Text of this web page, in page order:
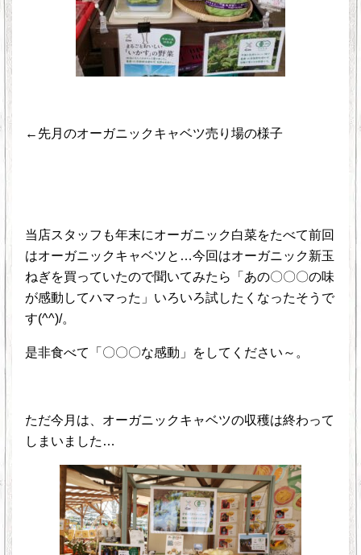
←先月のオーガニックキャベツ売り場の様子
当店スタッフも年末にオーガニック白菜をたべて前回
はオーガニックキャベツと…今回はオーガニック新玉
ねぎを買っていたので聞いてみたら「あの〇〇〇の味
が感動してハマった」いろいろ試したくなったそうで
す(^^)/。
是非食べて「〇〇〇な感動」をしてください～。
ただ今月は、オーガニックキャベツの収穫は終わって
しまいました…